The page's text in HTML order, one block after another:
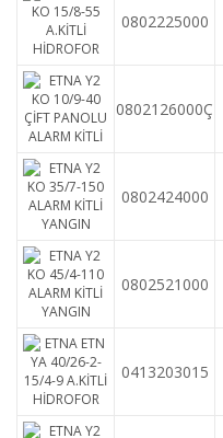
0802225000
0802126000Ç
0802424000
0802521000
0413203015